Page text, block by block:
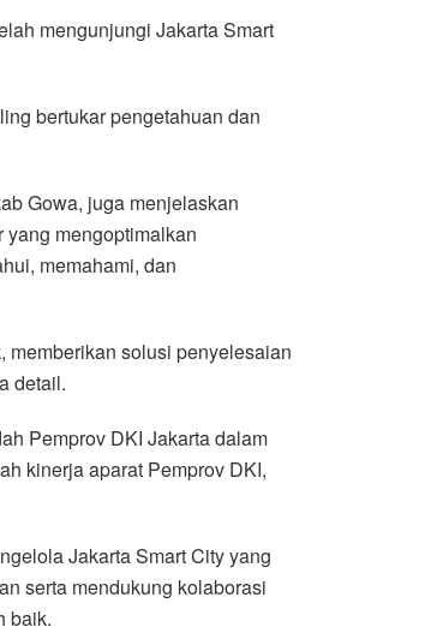
mengunjungi Jakarta Smart
bertukar pengetahuan dan
Gowa, juga menjelaskan
yang mengoptimalkan
memahami, dan
memberikan solusi penyelesaian
detail.
Pemprov DKI Jakarta dalam
kinerja aparat Pemprov DKI,
Jakarta Smart City yang
serta mendukung kolaborasi
baik.